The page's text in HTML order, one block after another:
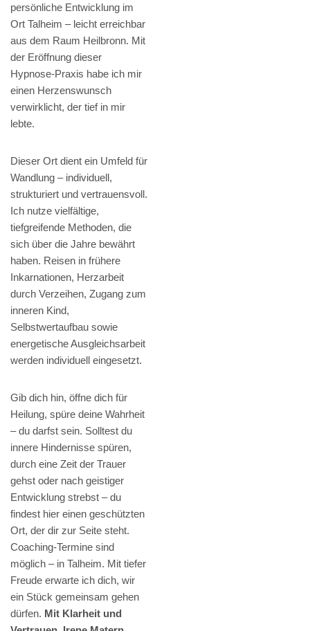
persönliche Entwicklung im
Ort Talheim – leicht erreichbar
aus dem Raum Heilbronn. Mit
der Eröffnung dieser
Hypnose-Praxis habe ich mir
einen Herzenswunsch
verwirklicht, der tief in mir
lebte.
Dieser Ort dient ein Umfeld für
Wandlung – individuell,
strukturiert und vertrauensvoll.
Ich nutze vielfältige,
tiefgreifende Methoden, die
sich über die Jahre bewährt
haben. Reisen in frühere
Inkarnationen, Herzarbeit
durch Verzeihen, Zugang zum
inneren Kind,
Selbstwertaufbau sowie
energetische Ausgleichsarbeit
werden individuell eingesetzt.
Gib dich hin, öffne dich für
Heilung, spüre deine Wahrheit
– du darfst sein. Solltest du
innere Hindernisse spüren,
durch eine Zeit der Trauer
gehst oder nach geistiger
Entwicklung strebst – du
findest hier einen geschützten
Ort, der dir zur Seite steht.
Coaching-Termine sind
möglich – in Talheim. Mit tiefer
Freude erwarte ich dich, wir
ein Stück gemeinsam gehen
dürfen. Mit Klarheit und